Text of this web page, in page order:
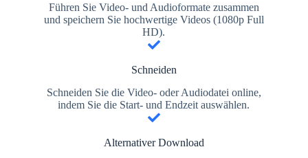
Führen Sie Video- und Audioformate zusammen
und speichern Sie hochwertige Videos (1080p Full
HD).
Schneiden
Schneiden Sie die Video- oder Audiodatei online,
indem Sie die Start- und Endzeit auswählen.
Alternativer Download